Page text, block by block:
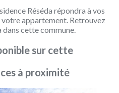
Réséda répondra à vos
appartement. Retrouvez
dans cette commune.
sur cette
à proximité